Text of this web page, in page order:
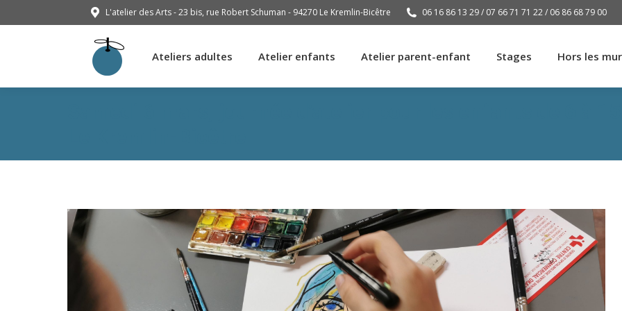
L'atelier des Arts - 23 bis, rue Robert Schuman - 94270 Le Kremlin-Bicêtre 06 16 86 13 29 / 07 66 71 71 22 / 06 86 68 79 00
Ateliers adultes Atelier enfants Atelier parent-enfant Stages Hors les
Ateliers adultes Atelier parent-enfant